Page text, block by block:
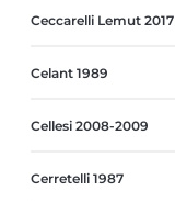
Ceccarelli Lemut 2017
Celant 1989
Cellesi 2008-2009
Cerretelli 1987